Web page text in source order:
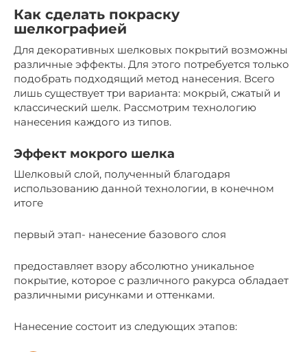
Как сделать покраску
шелкографией
Для декоративных шелковых покрытий возможны
различные эффекты. Для этого потребуется только
подобрать подходящий метод нанесения. Всего
лишь существует три варианта: мокрый, сжатый и
классический шелк. Рассмотрим технологию
нанесения каждого из типов.
Эффект мокрого шелка
Шелковый слой, полученный благодаря
использованию данной технологии, в конечном
итоге
первый этап- нанесение базового слоя
предоставляет взору абсолютно уникальное
покрытие, которое с различного ракурса обладает
различными рисунками и оттенками.
Нанесение состоит из следующих этапов: